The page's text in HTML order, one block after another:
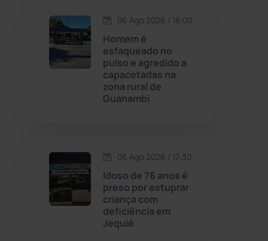
Cordeiros
Dom Basílio
Érico Cardoso
Esportes
06 Ago 2026 / 18:00
Homem é
esfaqueado no
pulso e agredido a
capacetadas na
zona rural de
Guanambi
06 Ago 2026 / 17:30
Idoso de 76 anos é
preso por estuprar
criança com
deficiência em
Jequié